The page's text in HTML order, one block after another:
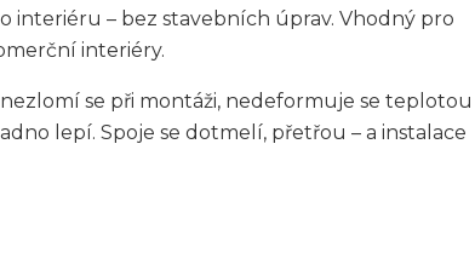
interiéru – bez stavebních úprav. Vhodný pro
interiéry.
se při montáži, nedeformuje se teplotou
lepí. Spoje se dotmelí, přetřou – a instalace